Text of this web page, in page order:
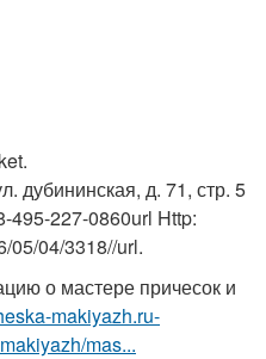
дубининская, д. 71, стр. 5
495-227-0860url Http:
05/04/3318//url.
о мастере причесок и
makiyazh.ru-
mas...